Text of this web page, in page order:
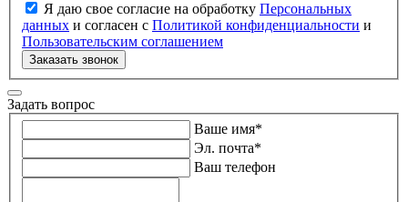
Я даю свое согласие на обработку Персональных
данных и согласен с Политикой конфиденциальности и
Пользовательским соглашением
Заказать звонок
Задать вопрос
Ваше имя*
Эл. почта*
Ваш телефон